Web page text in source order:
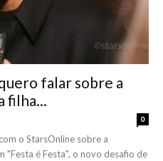
falar sobre a
filha...
0
o StarsOnline sobre a
"Festa é Festa", o novo desafio de